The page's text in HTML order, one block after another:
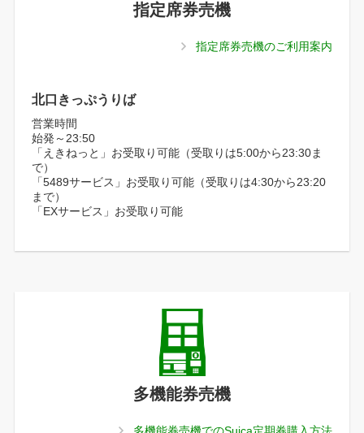
指定席券売機
指定席券売機のご利用案内
北口きっぷうりば
営業時間
始発～23:50
「えきねっと」お受取り可能（受取りは5:00から23:30ま
で）
「5489サービス」お受取り可能（受取りは4:30から23:20
まで）
「EXサービス」お受取り可能
多機能券売機